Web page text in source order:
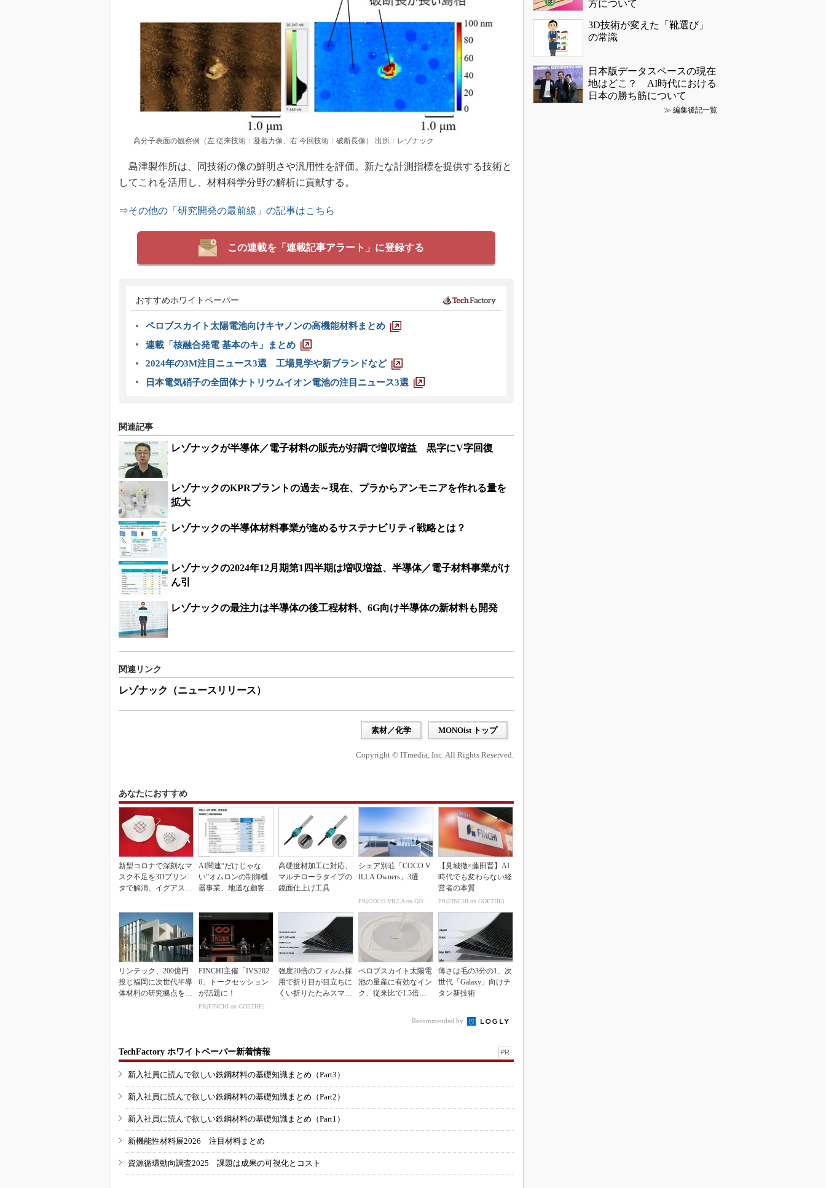
高分子表面の観察例（左 従来技術：凝着力像、右 今回技術：破断長像） 出所：レゾナック
島津製作所は、同技術の像の鮮明さや汎用性を評価。新たな計測指標を提供する技術と
してこれを活用し、材料科学分野の解析に貢献する。
⇒その他の「研究開発の最前線」の記事はこちら
この連載を「連載記事アラート」に登録する
おすすめホワイトペーパー
ペロブスカイト太陽電池向けキヤノンの高機能材料まとめ
連載「核融合発電 基本のキ」まとめ
2024年の3M注目ニュース3選 工場見学や新ブランドなど
日本電気硝子の全固体ナトリウムイオン電池の注目ニュース3選
関連記事
レゾナックが半導体／電子材料の販売が好調で増収増益 黒字にV字回復
レゾナックのKPRプラントの過去～現在、プラからアンモニアを作れる量を
拡大
レゾナックの半導体材料事業が進めるサステナビリティ戦略とは？
レゾナックの2024年12月期第1四半期は増収増益、半導体／電子材料事業がけ
ん引
レゾナックの最注力は半導体の後工程材料、6G向け半導体の新材料も開発
関連リンク
レゾナック（ニュースリリース）
素材／化学 MONOist トップ
Copyright © ITmedia, Inc. All Rights Reserved.
あなたにおすすめ
新型コロナで深刻なマ
スク不足を3Dプリン
タで解消、イグアスが
AI関連“だけじゃな
い”オムロンの制御機
器事業、地道な顧客基
高硬度材加工に対応、
マルチローラタイプの
鏡面仕上げ工具
シェア別荘「COCO V
ILLA Owners」3選
PR(COCO VILLA on GOETHE)
【見城徹×藤田晋】AI
時代でも変わらない経
営者の本質
PR(FINCHI on GOETHE)
リンテック、200億円
投じ福岡に次世代半導
体材料の研究拠点を開
FINCHI主催「IVS202
6」トークセッション
が話題に！
PR(FINCHI on GOETHE)
強度20倍のフィルム採
用で折り目が目立ちに
くい折りたたみスマホ
ペロブスカイト太陽電
池の量産に有効なイン
ク、従来比で1.5倍の
薄さは毛の3分の1、次
世代「Galaxy」向けチ
タン新技術
Recommended by
TechFactory ホワイトペーパー新着情報 PR
新入社員に読んで欲しい鉄鋼材料の基礎知識まとめ（Part3）
新入社員に読んで欲しい鉄鋼材料の基礎知識まとめ（Part2）
新入社員に読んで欲しい鉄鋼材料の基礎知識まとめ（Part1）
新機能性材料展2026 注目材料まとめ
資源循環動向調査2025 課題は成果の可視化とコスト
方について
3D技術が変えた「靴選び」
の常識
日本版データスペースの現在
地はどこ？ AI時代における
日本の勝ち筋について
≫ 編集後記一覧